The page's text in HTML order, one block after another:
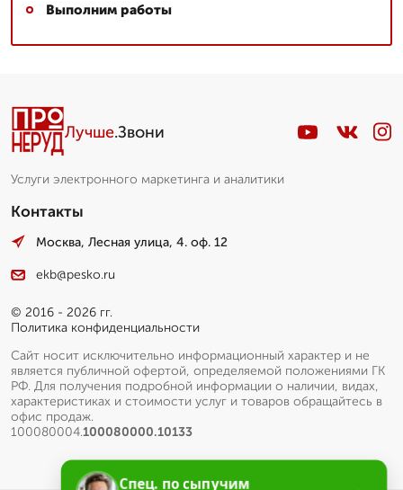
Выполним работы
Лучше.Звони
Услуги электронного маркетинга и аналитики
Контакты
Москва, Лесная улица, 4. оф. 12
ekb@pesko.ru
© 2016 - 2026 гг.
Политика конфиденциальности
Сайт носит исключительно информационный характер и не
является публичной офертой, определяемой положениями ГК
РФ. Для получения подробной информации о наличии, видах,
характеристиках и стоимости услуг и товаров обращайтесь в
офис продаж.
100080004.100080000.10133
Спец. по сыпучим